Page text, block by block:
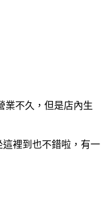
業不久，但是店內生
裡到也不錯啦，有一